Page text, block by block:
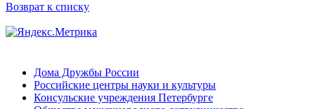
Возврат к списку
Дома Дружбы России
Российские центры науки и культуры
Консульские учреждения Петербурге